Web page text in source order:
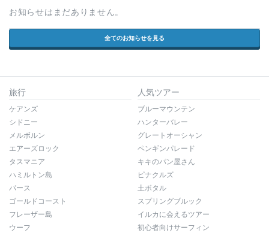
お知らせはまだありません。
全てのお知らせを見る
旅行
ケアンズ
シドニー
メルボルン
エアーズロック
タスマニア
ハミルトン島
パース
ゴールドコースト
フレーザー島
ウーフ
人気ツアー
ブルーマウンテン
ハンターバレー
グレートオーシャン
ペンギンパレード
キキのパン屋さん
ピナクルズ
土ボタル
スプリングブルック
イルカに会えるツアー
初心者向けサーフィン